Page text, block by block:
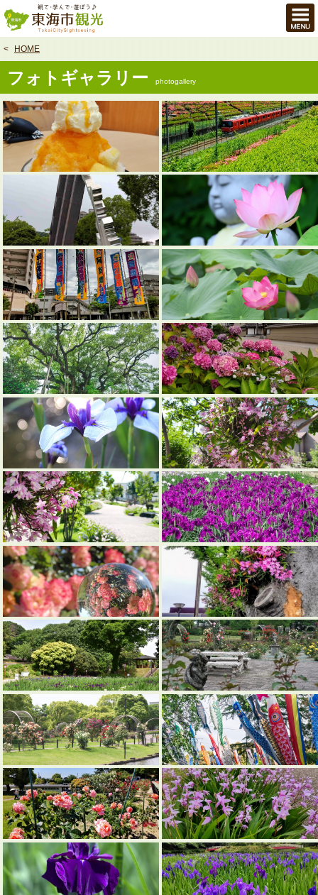
本
文
HOME
フォトギャラリー photogallery